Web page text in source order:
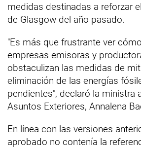
medidas destinadas a reforzar
de Glasgow del año pasado.
"Es más que frustrante ver
empresas emisoras y
obstaculizan las medidas de
eliminación de las energías
pendientes", declaró la ministra
Asuntos Exteriores, Annalena
En línea con las versiones
aprobado no contenía la